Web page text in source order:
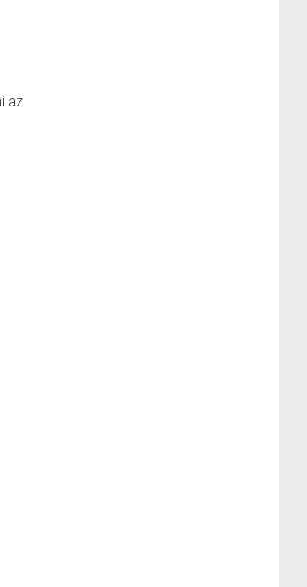
az